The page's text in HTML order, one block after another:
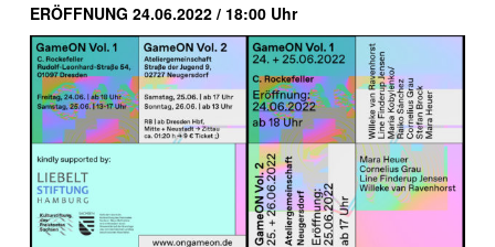
ERÖFFNUNG 24.06.2022 / 18:00 Uhr